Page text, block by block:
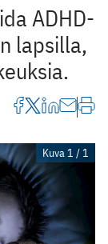
ADHD-
lapsilla,
Kuva 1 / 1